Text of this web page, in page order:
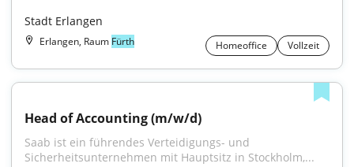
Stadt Erlangen
Erlangen, Raum Fürth Homeoffice Vollzeit
Head of Accounting (m/w/d)
Saab ist ein führendes Verteidigungs- und
Sicherheitsunternehmen mit Hauptsitz in Stockholm,...